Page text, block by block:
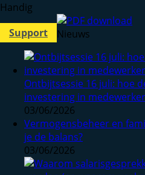
Handig
Support
Nieuws
Ontbijtsessie 16 juli: hoe
investering in
03/06/2026
Vermogensbeheer en
je de balans?
03/06/2026